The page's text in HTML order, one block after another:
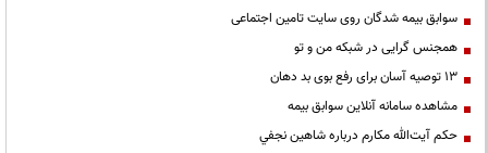
سوابق بیمه شدگان روی سایت تامین اجتماعی
همجنس گرایی در شبکه من و تو
13 توصیه آسان برای رفع بوی بد دهان
مشاهده سامانه آنلاين سوابق بیمه
حكم آيت‌الله مكارم درباره شاهين نجفي